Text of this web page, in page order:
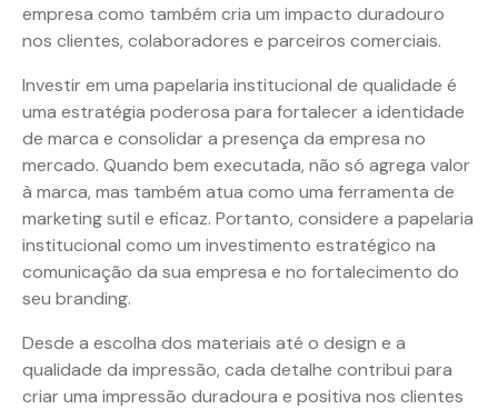
empresa como também cria um impacto duradouro
nos clientes, colaboradores e parceiros comerciais.
Investir em uma papelaria institucional de qualidade é
uma estratégia poderosa para fortalecer a identidade
de marca e consolidar a presença da empresa no
mercado. Quando bem executada, não só agrega valor
à marca, mas também atua como uma ferramenta de
marketing sutil e eficaz. Portanto, considere a papelaria
institucional como um investimento estratégico na
comunicação da sua empresa e no fortalecimento do
seu branding.
Desde a escolha dos materiais até o design e a
qualidade da impressão, cada detalhe contribui para
criar uma impressão duradoura e positiva nos clientes